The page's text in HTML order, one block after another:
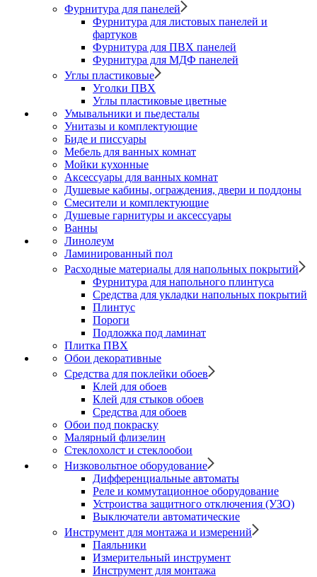
Фурнитура для панелей
Фурнитура для листовых панелей и
фартуков
Фурнитура для ПВХ панелей
Фурнитура для МДФ панелей
Углы пластиковые
Уголки ПВХ
Углы пластиковые цветные
Умывальники и пьедесталы
Унитазы и комплектующие
Биде и писсуары
Мебель для ванных комнат
Мойки кухонные
Аксессуары для ванных комнат
Душевые кабины, ограждения, двери и поддоны
Смесители и комплектующие
Душевые гарнитуры и аксессуары
Ванны
Линолеум
Ламинированный пол
Расходные материалы для напольных покрытий
Фурнитура для напольного плинтуса
Средства для укладки напольных покрытий
Плинтус
Пороги
Подложка под ламинат
Плитка ПВХ
Обои декоративные
Средства для поклейки обоев
Клей для обоев
Клей для стыков обоев
Средства для обоев
Обои под покраску
Малярный флизелин
Стеклохолст и стеклообои
Низковольтное оборудование
Дифференциальные автоматы
Реле и коммутационное оборудование
Устроиства защитного отключения (УЗО)
Выключатели автоматические
Инструмент для монтажа и измерений
Паяльники
Измерительный инструмент
Инструмент для монтажа